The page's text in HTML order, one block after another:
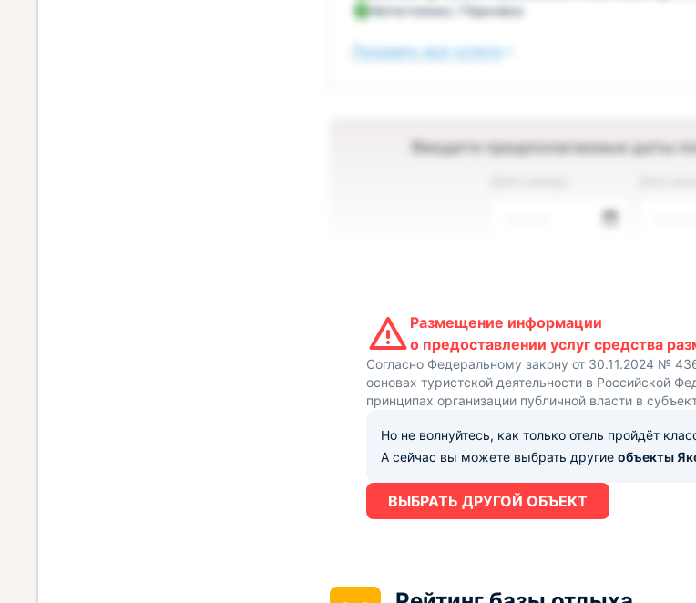
Автостоянка / Парковка
Показать все услуги
Введите предполагаемые даты
Размещение информации
о предоставлении услуг средства
Согласно Федеральному закону от 30.11.2024 №
основах туристской деятельности в Российской
принципах организации публичной власти в
Но не волнуйтесь, как только отель пройдёт
А сейчас вы можете выбрать другие объекты
ВЫБРАТЬ ДРУГОЙ ОБЪЕКТ